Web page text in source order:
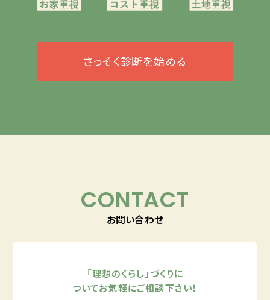
さっそく診断を始める
CONTACT
お問い合わせ
「理想のくらし」づくりに
ついてお気軽にご相談下さい！